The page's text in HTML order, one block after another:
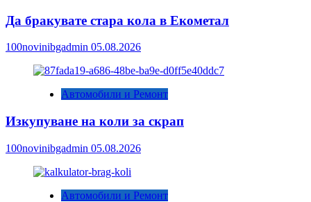
Да бракувате стара кола в Екометал
100novinibgadmin 05.08.2026
Автомобили и Ремонт
Изкупуване на коли за скрап
100novinibgadmin 05.08.2026
Автомобили и Ремонт